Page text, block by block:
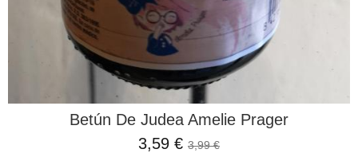
Betún De Judea Amelie Prager
3,59 € 3,99 €